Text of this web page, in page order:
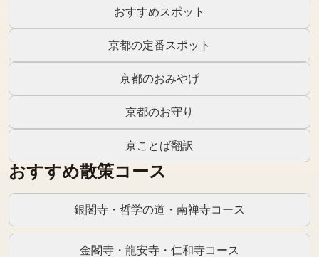
おすすめスポット
京都の定番スポット
京都のおみやげ
京都のお守り
京ことば翻訳
おすすめ散策コース
銀閣寺・哲学の道・南禅寺コース
金閣寺・龍安寺・仁和寺コース